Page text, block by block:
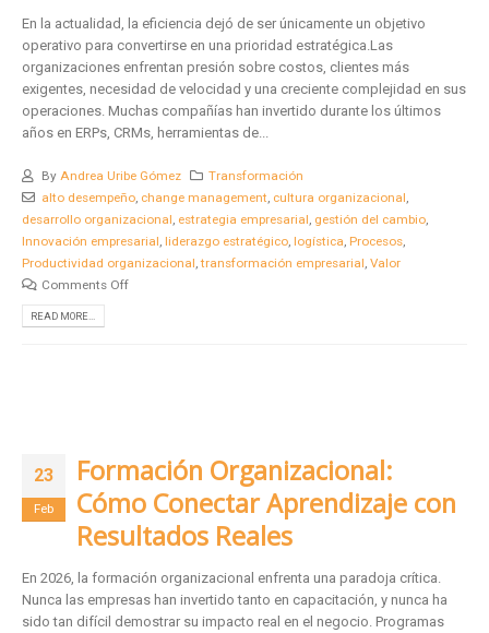
En la actualidad, la eficiencia dejó de ser únicamente un objetivo
operativo para convertirse en una prioridad estratégica.Las
organizaciones enfrentan presión sobre costos, clientes más
exigentes, necesidad de velocidad y una creciente complejidad en sus
operaciones. Muchas compañías han invertido durante los últimos
años en ERPs, CRMs, herramientas de...
By Andrea Uribe Gómez
Transformación
alto desempeño, change management cultura organizacional
desarrollo organizacional estrategia empresarial gestión del cambio
Innovación empresarial liderazgo estratégico logística Procesos
Productividad organizacional ,transformación empresarial Valor
Comments Off
READ MORE...
23
Feb
Formación Organizacional:
Cómo Conectar Aprendizaje con
Resultados Reales
En 2026, la formación organizacional enfrenta una paradoja crítica.
Nunca las empresas han invertido tanto en capacitación, y nunca ha
sido tan difícil demostrar su impacto real en el negocio. Programas